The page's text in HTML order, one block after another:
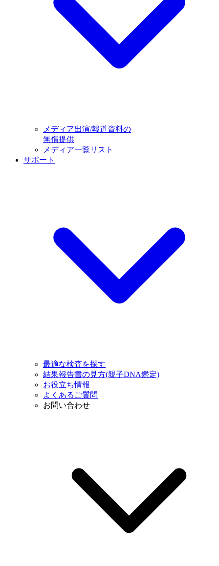
メディア出演/報道資料の
無償提供
メディア一覧リスト
サポート
最適な検査を探す
結果報告書の見方(親子DNA鑑定)
お役立ち情報
よくあるご質問
お問い合わせ